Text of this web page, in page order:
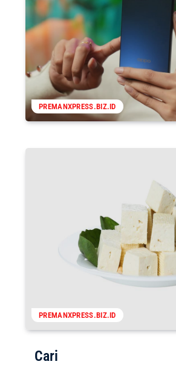
PREMANXPRESS.BIZ.ID
PREMANXPRESS.BIZ.ID
Cari